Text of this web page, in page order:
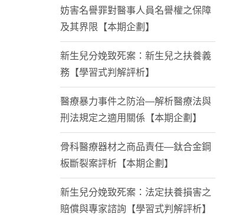
妨害名譽罪對醫事人員名譽權之保障
及其界限【本期企劃】
新生兒分娩致死案：新生兒之扶養義
務【學習式判解評析】
醫療暴力事件之防治—解析醫療法與
刑法規定之適用關係【本期企劃】
骨科醫療器材之商品責任—鈦合金鋼
板斷裂案評析【本期企劃】
新生兒分娩致死案：法定扶養損害之
賠償與專家諮詢【學習式判解評析】